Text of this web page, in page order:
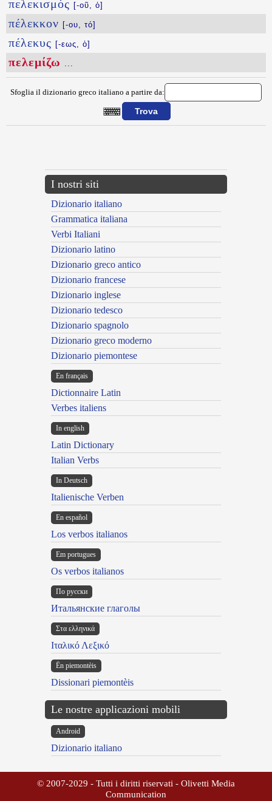
πελεκισμός [-οῦ, ὁ]
πέλεκκον [-ου, τό]
πέλεκυς [-εως, ὁ]
πελεμίζω ...
Sfoglia il dizionario greco italiano a partire da:
I nostri siti
Dizionario italiano
Grammatica italiana
Verbi Italiani
Dizionario latino
Dizionario greco antico
Dizionario francese
Dizionario inglese
Dizionario tedesco
Dizionario spagnolo
Dizionario greco moderno
Dizionario piemontese
En français
Dictionnaire Latin
Verbes italiens
In english
Latin Dictionary
Italian Verbs
In Deutsch
Italienische Verben
En español
Los verbos italianos
Em portugues
Os verbos italianos
По русски
Итальянские глаголы
Στα ελληνικά
Ιταλικό Λεξικό
Ën piemontèis
Dissionari piemontèis
Le nostre applicazioni mobili
Android
Dizionario italiano
© 2007-2029 - Tutti i diritti riservati - Olivetti Media
Communication